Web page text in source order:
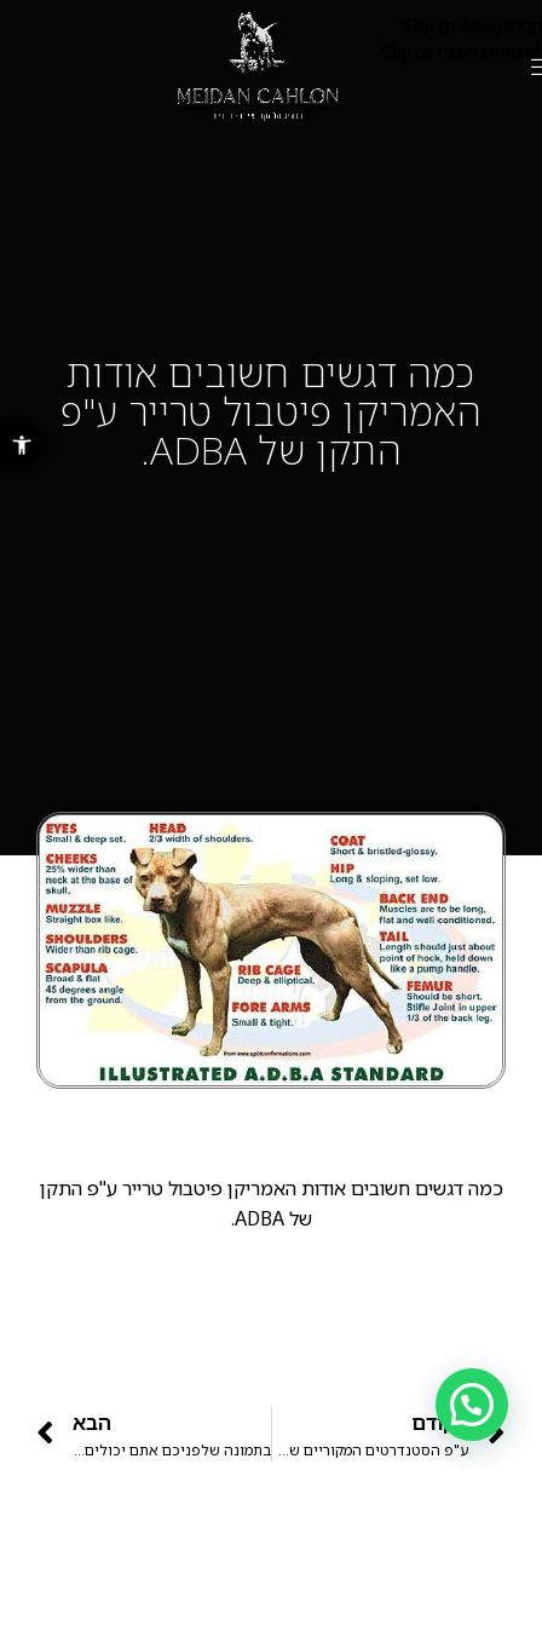
פתח סרגל
כמה דגשים חשובים אודות
האמריקן פיטבול טרייר ע"פ
התקן של ADBA.
כמה דגשים חשובים אודות האמריקן פיטבול טרייר ע"פ התקן
של ADBA.
הקודם
ע"פ הסטנדרטים המקוריים של גזע האמריקן פיטבול טרייר, חל איסור מוחלט על כלבים להציג התנהגות אגרסיבית כלפי בני אדם!
הבא
בתמונה שלפניכם אתם יכולים לראות את ג'ק דמפסי ( Jack Dempsey) מתאגף אגדי במשקל כבד אשר היה ידוע בסגנון ההתקפי שלו יחד עם כלב הפיטבול שלו.